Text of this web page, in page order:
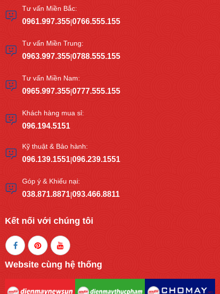
Tư vấn Miền Bắc:
0961.997.355|0766.555.155
Tư vấn Miền Trung:
0963.997.355|0788.555.155
Tư vấn Miền Nam:
0965.997.355|0777.555.155
Khách hàng mua sỉ:
096.194.5151
Kỹ thuật & Bảo hành:
096.139.1551|096.239.1551
Góp ý & Khiếu nại:
038.871.8871|093.466.8811
Kết nối với chúng tôi
Website cùng hệ thống